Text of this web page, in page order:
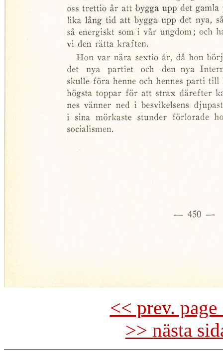
<< prev.
>> nästa